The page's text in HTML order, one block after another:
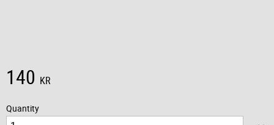
140 KR
Quantity